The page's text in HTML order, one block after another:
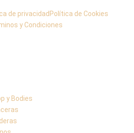
de privacidad Política de Cookies
y Condiciones
y Bodies